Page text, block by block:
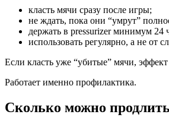
класть мячи сразу после игры;
не ждать, пока они “умрут”
держать в pressurizer минимум 24
использовать регулярно, а не от
Если класть уже “убитые” мячи,
Работает именно профилактика.
Сколько можно